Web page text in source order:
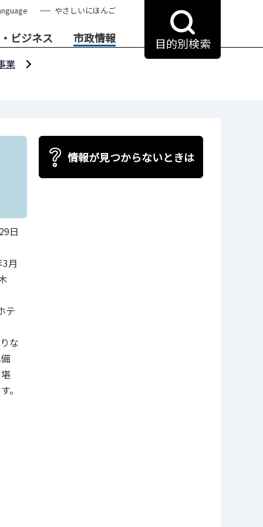
やさしいにほんご
ビジネス 市政情報 目的別検索
業
日
月
テ
な
。
情報が見つからないときは